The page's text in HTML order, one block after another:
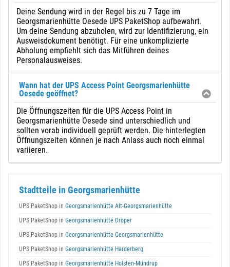
Deine Sendung wird in der Regel bis zu 7 Tage im
Georgsmarienhütte Oesede UPS PaketShop aufbewahrt.
Um deine Sendung abzuholen, wird zur Identifizierung, ein
Ausweisdokument benötigt. Für eine unkomplizierte
Abholung empfiehlt sich das Mitführen deines
Personalausweises.
Wann hat der UPS Access Point Georgsmarienhütte
Oesede geöffnet?
Die Öffnungszeiten für die UPS Access Point in
Georgsmarienhütte Oesede sind unterschiedlich und
sollten vorab individuell geprüft werden. Die hinterlegten
Öffnungszeiten können je nach Anlass auch noch einmal
variieren.
Stadtteile in Georgsmarienhütte
UPS PaketShop in Georgsmarienhütte Alt-Georgsmarienhütte
UPS PaketShop in Georgsmarienhütte Dröper
UPS PaketShop in Georgsmarienhütte Georgsmarienhütte
UPS PaketShop in Georgsmarienhütte Harderberg
UPS PaketShop in Georgsmarienhütte Holsten-Mündrup